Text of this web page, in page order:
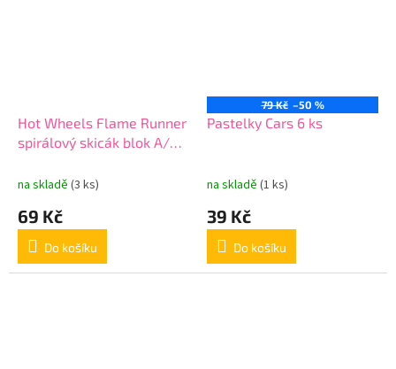
Hot Wheels Flame Runner
spirálový skicák blok A/4,
na skladě (3 ks)
69 Kč
Do košíku
79 Kč –50 %
Pastelky Cars 6 ks
na skladě (1 ks)
39 Kč
Do košíku